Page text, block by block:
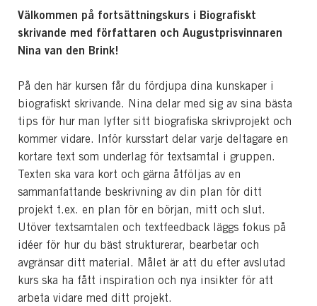
Välkommen på fortsättningskurs i Biografiskt
skrivande med författaren och Augustprisvinnaren
Nina van den Brink!
På den här kursen får du fördjupa dina kunskaper i
biografiskt skrivande. Nina delar med sig av sina bästa
tips för hur man lyfter sitt biografiska skrivprojekt och
kommer vidare. Inför kursstart delar varje deltagare en
kortare text som underlag för textsamtal i gruppen.
Texten ska vara kort och gärna åtföljas av en
sammanfattande beskrivning av din plan för ditt
projekt t.ex. en plan för en början, mitt och slut.
Utöver textsamtalen och textfeedback läggs fokus på
idéer för hur du bäst strukturerar, bearbetar och
avgränsar ditt material. Målet är att du efter avslutad
kurs ska ha fått inspiration och nya insikter för att
arbeta vidare med ditt projekt.